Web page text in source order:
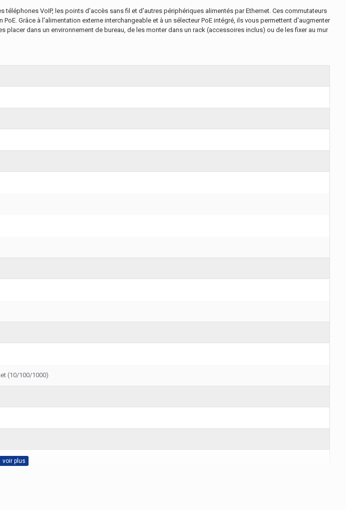
VoIP, les points d'accès sans fil et d'autres périphériques alimentés par Ethernet. Ces commutateurs
Grâce à l'alimentation externe interchangeable et à un sélecteur PoE intégré, ils vous permettent d'augmenter
dans un environnement de bureau, de les monter dans un rack (accessoires inclus) ou de les fixer au mur
(10/100/1000)